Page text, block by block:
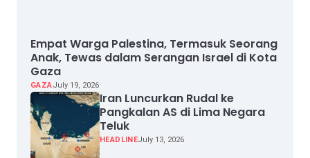
Empat Warga Palestina, Termasuk Seorang
Anak, Tewas dalam Serangan Israel di Kota
Gaza
GAZAJuly 19, 2026
Iran Luncurkan Rudal ke
Pangkalan AS di Lima Negara
Teluk
HEADLINEJuly 13, 2026